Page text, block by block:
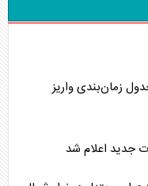
واریز کالابرگ مرداد ۱۴۰۵ / جدول زمان‌بندی واریز
جدید اعلام شد